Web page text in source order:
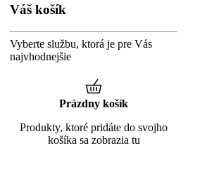
Váš košík
Vyberte službu, ktorá je pre Vás
najvhodnejšie
Prázdny košík
Produkty, ktoré pridáte do svojho
košíka sa zobrazia tu